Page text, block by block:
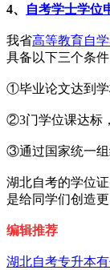
4、 自考学士学位
我省高等教育自
具备以下三个条件
①毕业论文达到学
②3门学位课达标
③通过国家统一组
湖北自考的学位
是给同学们创造
编辑推荐
湖北自考专升本